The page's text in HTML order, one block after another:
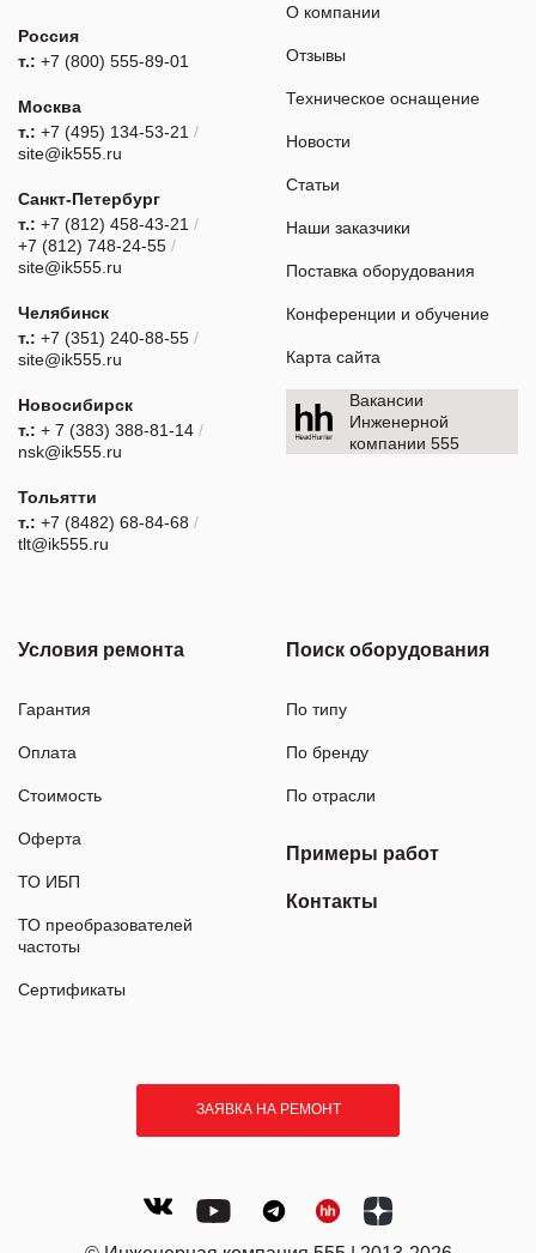
Россия
т.: +7 (800) 555-89-01
Москва
т.: +7 (495) 134-53-21 /
site@ik555.ru
Санкт-Петербург
т.: +7 (812) 458-43-21 /
+7 (812) 748-24-55 /
site@ik555.ru
Челябинск
т.: +7 (351) 240-88-55 /
site@ik555.ru
Новосибирск
т.: + 7 (383) 388-81-14 /
nsk@ik555.ru
Тольятти
т.: +7 (8482) 68-84-68 /
tlt@ik555.ru
О компании
Отзывы
Техническое оснащение
Новости
Статьи
Наши заказчики
Поставка оборудования
Конференции и обучение
Карта сайта
Вакансии
Инженерной
компании 555
Условия ремонта
Гарантия
Оплата
Стоимость
Оферта
ТО ИБП
ТО преобразователей
частоты
Сертификаты
Поиск оборудования
По типу
По бренду
По отрасли
Примеры работ
Контакты
ЗАЯВКА НА РЕМОНТ